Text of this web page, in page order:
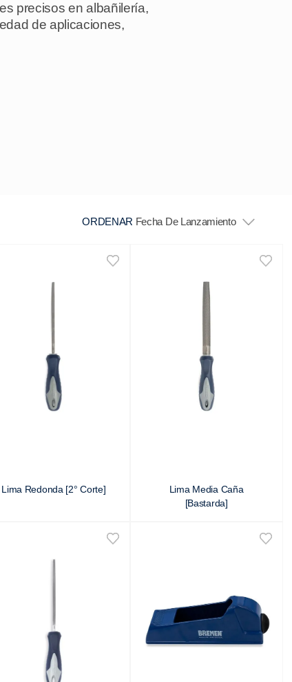
precisos en albañilería,
de aplicaciones,
ORDENAR Fecha De Lanzamiento
Lima Redonda [2° Corte]
Lima Media Caña
[Bastarda]